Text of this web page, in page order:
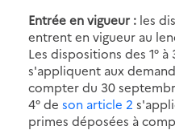
Entrée en vigueur : les
entrent en vigueur au
Les dispositions des 1° à
s'appliquent aux
compter du 30
4° de son article 2
primes déposées à